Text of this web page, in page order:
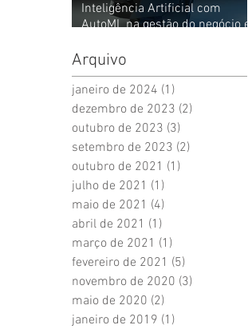
Inteligência Artificial com
AutoML na gestão do negócio e
Arquivo
janeiro de 2024 (1)
dezembro de 2023 (2)
outubro de 2023 (3)
setembro de 2023 (2)
outubro de 2021 (1)
julho de 2021 (1)
maio de 2021 (4)
abril de 2021 (1)
março de 2021 (1)
fevereiro de 2021 (5)
novembro de 2020 (3)
maio de 2020 (2)
janeiro de 2019 (1)